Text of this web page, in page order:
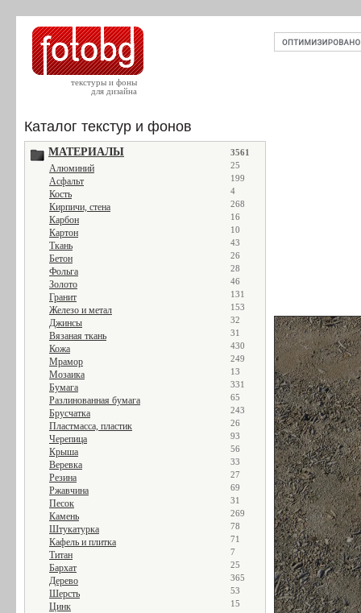
текстуры и фоны
для дизайна
Каталог текстур и фонов
МАТЕРИАЛЫ 3561
Алюминий 25
Асфальт 199
Кость 4
Кирпичи, стена 268
Карбон 16
Картон 10
Ткань 43
Бетон 26
Фольга 28
Золото 46
Гранит 131
Железо и метал 153
Джинсы 32
Вязаная ткань 31
Кожа 430
Мрамор 249
Мозаика 13
Бумага 331
Разлинованная бумага 65
Брусчатка 243
Пластмасса, пластик 26
Черепица 93
Крыша 56
Веревка 33
Резина 27
Ржавчина 69
Песок 31
Камень 269
Штукатурка 78
Кафель и плитка 71
Титан 7
Бархат 25
Дерево 365
Шерсть 53
Цинк 15